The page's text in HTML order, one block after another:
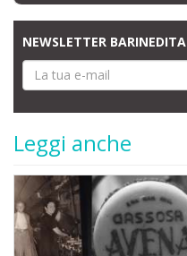
NEWSLETTER BARINEDITA
Leggi anche